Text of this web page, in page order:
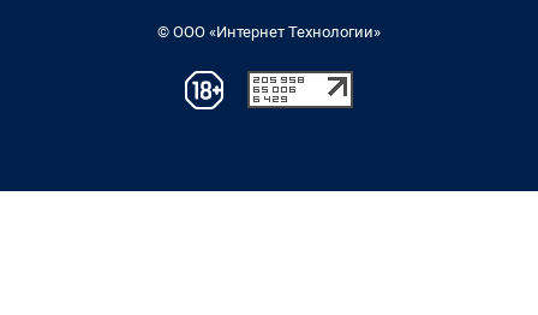
© ООО «Интернет Технологии»